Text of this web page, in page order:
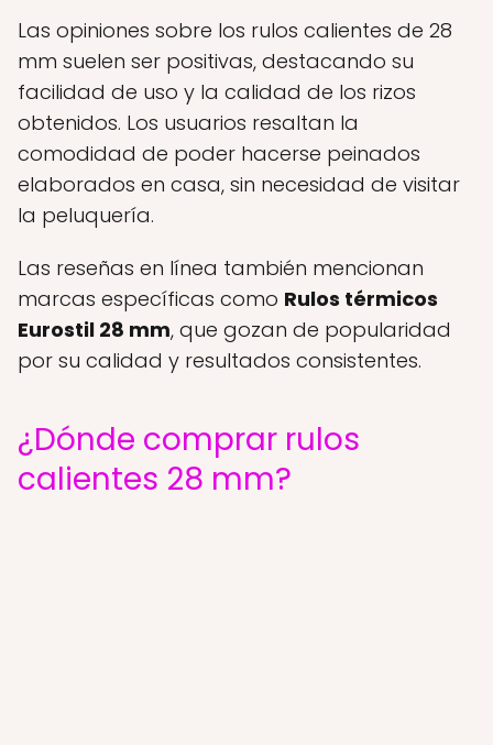
Las opiniones sobre los rulos calientes de 28
mm suelen ser positivas, destacando su
facilidad de uso y la calidad de los rizos
obtenidos. Los usuarios resaltan la
comodidad de poder hacerse peinados
elaborados en casa, sin necesidad de visitar
la peluquería.
Las reseñas en línea también mencionan
marcas específicas como Rulos térmicos
Eurostil 28 mm, que gozan de popularidad
por su calidad y resultados consistentes.
¿Dónde comprar rulos
calientes 28 mm?